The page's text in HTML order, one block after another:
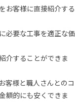
お客様に直接紹介する
必要な工事を適正な価
介することができま
客様と職人さんとのコ
額的にも安くできま